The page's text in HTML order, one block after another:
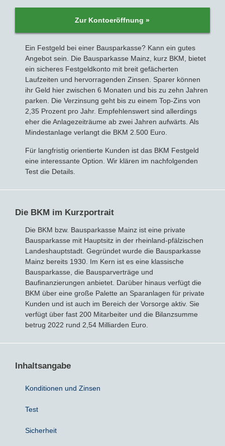
Broker mit Zinsen
Robo-Advisor
Depotwechsel
Fremdwährungskonto
Lexikon
Zinsradar
Statistiken
Impressum
Über uns
Datenschutz
Newsletter
Ein Festgeld bei einer Bausparkasse? Kann ein gutes
Angebot sein. Die Bausparkasse Mainz, kurz BKM, bietet
ein sicheres Festgeldkonto mit breit gefächerten
Laufzeiten und hervorragenden Zinsen. Sparer können
ihr Geld hier zwischen 6 Monaten und bis zu zehn Jahren
parken. Die Verzinsung geht bis zu einem Top-Zins von
2,35 Prozent pro Jahr. Empfehlenswert sind allerdings
eher die Anlagezeiträume ab zwei Jahren aufwärts. Als
Mindestanlage verlangt die BKM 2.500 Euro.
Für langfristig orientierte Kunden ist das BKM Festgeld
eine interessante Option. Wir klären im nachfolgenden
Test die Details.
Zur Kontoeröffnung »
Die BKM im Kurzportrait
Die BKM bzw. Bausparkasse Mainz ist eine private
Bausparkasse mit Hauptsitz in der rheinland-pfälzischen
Landeshauptstadt. Gegründet wurde die Bausparkasse
Mainz bereits 1930. Im Kern ist es eine klassische
Bausparkasse, die Bausparverträge und
Baufinanzierungen anbietet. Darüber hinaus verfügt die
BKM über eine große Palette an Sparanlagen für private
Kunden und ist auch im Bereich der Vorsorge aktiv. Sie
verfügt über fast 200 Mitarbeiter und die Bilanzsumme
betrug 2022 rund 2,54 Milliarden Euro.
Inhaltsangabe
Konditionen und Zinsen
Test
Sicherheit